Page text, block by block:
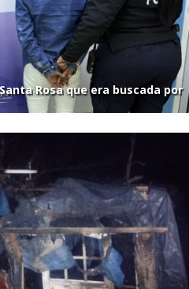
Rosa que era buscada por